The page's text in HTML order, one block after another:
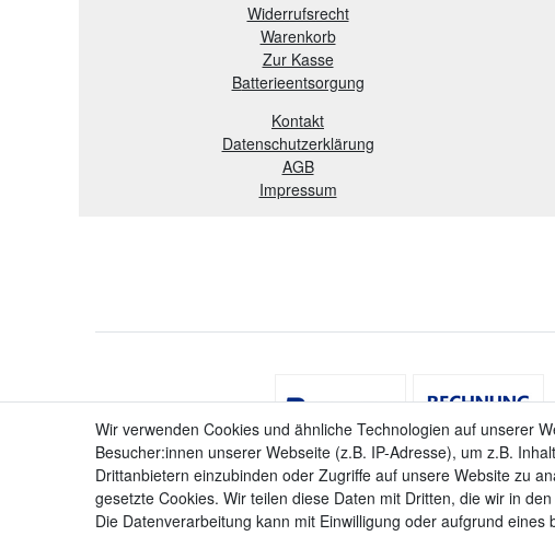
Widerrufsrecht
Warenkorb
Zur Kasse
Batterieentsorgung
Kontakt
Datenschutzerklärung
AGB
Impressum
Wir verwenden Cookies und ähnliche Technologien auf unserer
Besucher:innen unserer Webseite (z.B. IP-Adresse), um z.B.
Drittanbietern einzubinden oder Zugriffe auf unsere Website zu
gesetzte Cookies. Wir teilen diese Daten mit Dritten, die wir in
Die Datenverarbeitung kann mit Einwilligung oder aufgrund